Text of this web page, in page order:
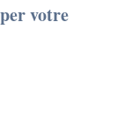
votre